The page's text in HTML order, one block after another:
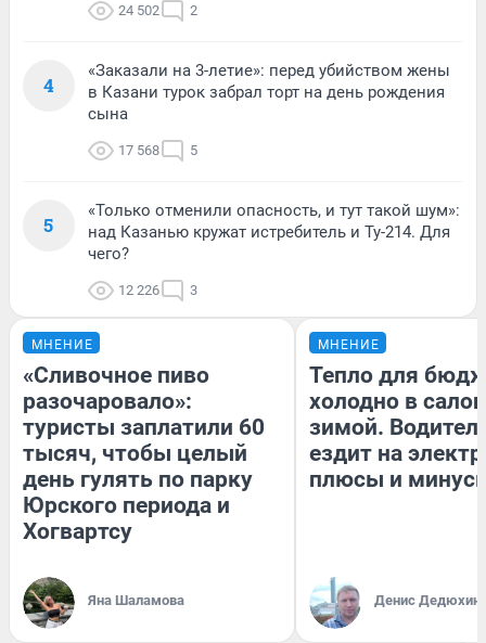
24 502 2
4
«Заказали на 3-летие»: перед убийством жены
в Казани турок забрал торт на день рождения
сына
17 568 5
5
«Только отменили опасность, и тут такой шум»:
над Казанью кружат истребитель и Ту-214. Для
чего?
12 226 3
МНЕНИЕ
«Сливочное пиво
разочаровало»:
туристы заплатили 60
тысяч, чтобы целый
день гулять по парку
Юрского периода и
Хогвартсу
Яна Шаламова
МНЕНИЕ
Тепло для
холодно в
зимой.
ездит на
плюсы и
Денис Дедюхин